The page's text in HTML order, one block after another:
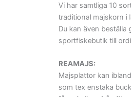
Vi har samtliga 10
traditional majskorn i
Du kan även beställa
sportfiskebutik till
REAMAJS:
Majsplattor kan
som tex enstaka